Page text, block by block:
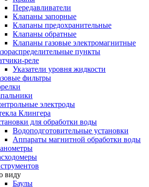
Передавливатели
Клапаны запорные
Клапаны предохранительные
Клапаны обратные
Клапаны газовые электромагнитные
пункты
реле
Указатели уровня жидкости
фильтры
электроды
Клингера
для обработки воды
Водоподготовительные установки
Аппараты магнитной обработки воды
виду
Баулы